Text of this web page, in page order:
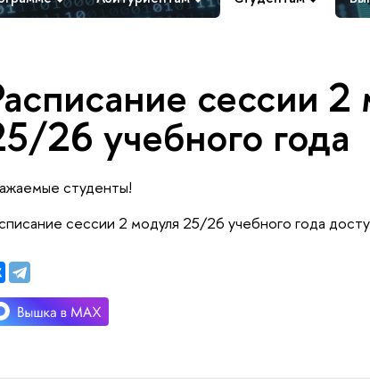
сессии 2
26 учебного года
студенты!
сессии 2 модуля 25/26 учебного года